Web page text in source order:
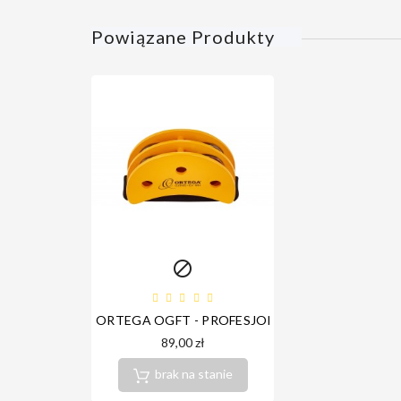
Powiązane Produkty

ORTEGA OGFT - PROFESJONALNY TAMBURYN
89,00 zł
brak na stanie